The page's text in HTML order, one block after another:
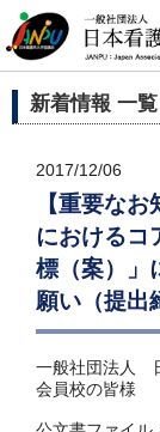
新着情報 一覧
2017/12/06
【重要な
におけるコ
標（案）」
願い（提出
一般社団法人
会員校の皆様